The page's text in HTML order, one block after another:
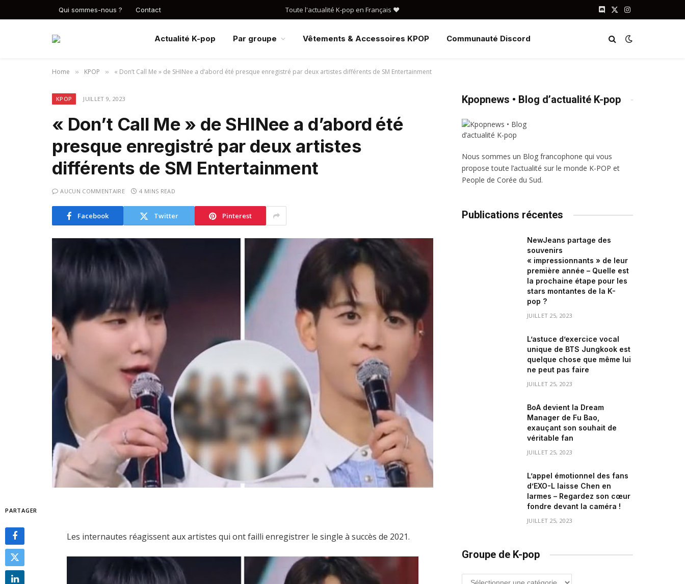
Qui sommes-nous ? Contact Toute l'actualité K-pop en Français ❤️ Discord
X
Instagram
Actualité K-pop Par groupe Vêtements & Accessoires KPOP Communauté Discord
Home » KPOP » « Don’t Call Me » de SHINee a d’abord été presque enregistré par deux artistes différents de SM Entertainment
KPOP JUILLET 9, 2023
« Don’t Call Me » de SHINee a d’abord été
presque enregistré par deux artistes
différents de SM Entertainment
AUCUN COMMENTAIRE 4 MINS READ
Facebook Twitter Pinterest
PARTAGER
Les internautes réagissent aux artistes qui ont failli enregistrer le single à succès de 2021.
Kpopnews • Blog d’actualité K-pop
Nous sommes un Blog francophone qui vous
propose toute l’actualité sur le monde K-POP et
People de Corée du Sud.
Publications récentes
NewJeans partage des
souvenirs
« impressionnants » de leur
première année – Quelle est
la prochaine étape pour les
stars montantes de la K-
pop ?
JUILLET 25, 2023
L’astuce d’exercice vocal
unique de BTS Jungkook est
quelque chose que même lui
ne peut pas faire
JUILLET 25, 2023
BoA devient la Dream
Manager de Fu Bao,
exauçant son souhait de
véritable fan
JUILLET 25, 2023
L’appel émotionnel des fans
d’EXO-L laisse Chen en
larmes – Regardez son cœur
fondre devant la caméra !
JUILLET 25, 2023
Groupe de K-pop
Groupe